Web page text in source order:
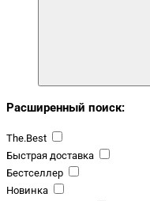
Расширенный поиск:
The.Best
Быстрая доставка
Бестселлер
Новинка